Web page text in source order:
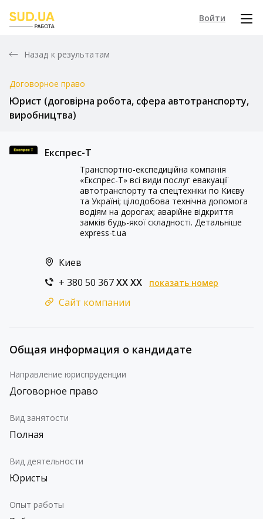
Войти
Назад к результатам
Договорное право
Юрист (договірна робота, сфера автотранспорту,
виробництва)
Експрес-Т
Транспортно-експедиційна компанія
«Експрес-Т» всі види послуг евакуації
автотранспорту та спецтехніки по Києву
та Україні; цілодобова технічна допомога
водіям на дорогах; аварійне відкриття
замків будь-якої складності. Детальніше
express-t.ua
Киев
+ 380 50 367XX XX показать номер
Сайт компании
Общая информация о кандидате
Направление юриспруденции
Договорное право
Вид занятости
Полная
Вид деятельности
Юристы
Опыт работы